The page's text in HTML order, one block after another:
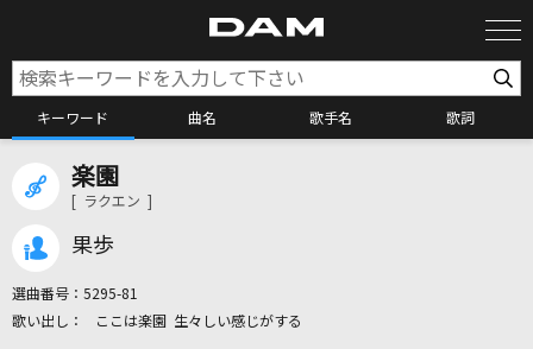
キーワード 曲名 歌手名 歌詞
楽園
[ ラクエン ]
果歩
選曲番号： 5295-81
ここは楽園 生々しい感じがする